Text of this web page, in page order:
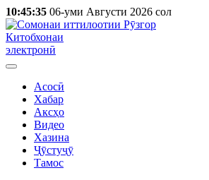
10:45:35 06-уми Августи 2026 сол
Китобхонаи
электронӣ
Асосӣ
Хабар
Аксҳо
Видео
Хазина
Ҷӯстуҷӯ
Тамос